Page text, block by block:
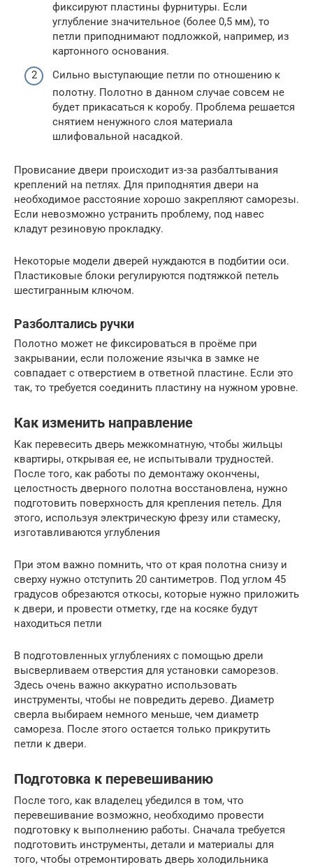
фиксируют пластины фурнитуры. Если
углубление значительное (более 0,5 мм), то
петли приподнимают подложкой, например, из
картонного основания.
Сильно выступающие петли по отношению к
полотну. Полотно в данном случае совсем не
будет прикасаться к коробу. Проблема решается
снятием ненужного слоя материала
шлифовальной насадкой.
Провисание двери происходит из-за разбалтывания
креплений на петлях. Для приподнятия двери на
необходимое расстояние хорошо закрепляют саморезы.
Если невозможно устранить проблему, под навес
кладут резиновую прокладку.
Некоторые модели дверей нуждаются в подбитии оси.
Пластиковые блоки регулируются подтяжкой петель
шестигранным ключом.
Разболтались ручки
Полотно может не фиксироваться в проёме при
закрывании, если положение язычка в замке не
совпадает с отверстием в ответной пластине. Если это
так, то требуется соединить пластину на нужном уровне.
Как изменить направление
Как перевесить дверь межкомнатную, чтобы жильцы
квартиры, открывая ее, не испытывали трудностей.
После того, как работы по демонтажу окончены,
целостность дверного полотна восстановлена, нужно
подготовить поверхность для крепления петель. Для
этого, используя электрическую фрезу или стамеску,
изготавливаются углубления
При этом важно помнить, что от края полотна снизу и
сверху нужно отступить 20 сантиметров. Под углом 45
градусов обрезаются откосы, которые нужно приложить
к двери, и провести отметку, где на косяке будут
находиться петли
В подготовленных углублениях с помощью дрели
высверливаем отверстия для установки саморезов.
Здесь очень важно аккуратно использовать
инструменты, чтобы не повредить дерево. Диаметр
сверла выбираем немного меньше, чем диаметр
самореза. После этого остается только прикрутить
петли к двери.
Подготовка к перевешиванию
После того, как владелец убедился в том, что
перевешивание возможно, необходимо провести
подготовку к выполнению работы. Сначала требуется
подготовить инструменты, детали и материалы для
того, чтобы отремонтировать дверь холодильника